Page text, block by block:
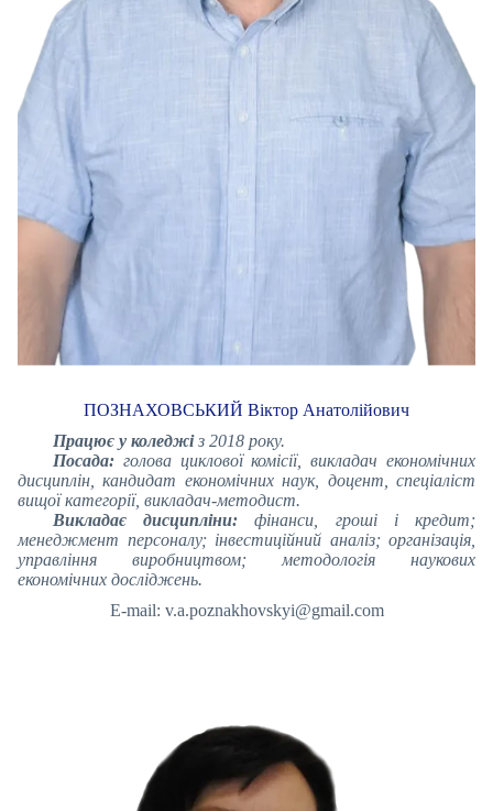
ПОЗНАХОВСЬКИЙ Віктор Анатолійович
Працює у коледжіз 2018 року.
Посада: голова циклової комісії, викладач економічних
дисциплін, кандидат економічних наук, доцент, спеціаліст
вищої категорії, викладач-методист.
Викладає дисципліни: фінанси, гроші і кредит;
менеджмент персоналу; інвестиційний аналіз; організація,
управління виробництвом; методологія наукових
економічних досліджень.
E-mail: v.a.poznakhovskyi@gmail.com